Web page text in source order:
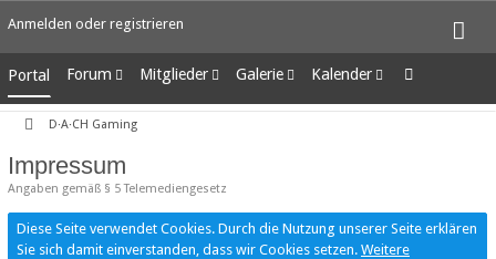
Anmelden oder registrieren
Portal Forum
Unerledigte Themen
Mitglieder
Letzte Aktivitäten
Galerie
Alben
Kalender
Wochenansicht
D·A·CH Gaming
Impressum
Angaben gemäß § 5 Telemediengesetz
Diese Seite verwendet Cookies. Durch die Nutzung unserer Seite erklären
Sie sich damit einverstanden, dass wir Cookies setzen. Weitere